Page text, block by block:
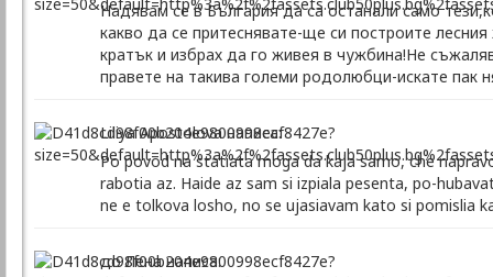
Надявам се в България да са останали само
какво да се притеснявате-ще си построите
кратък и избрах да го живея в чужбина!Не
правете на такива големи родолюбци-искате пак
Liliya Apostolova написа:
Po povod na statiata moga da kaja samo, che
rabotia az. Haide az sam si izpiala pesenta, po-
ne e tolkova losho, no se ujasiavam kato si pomislia
до Лена написа: